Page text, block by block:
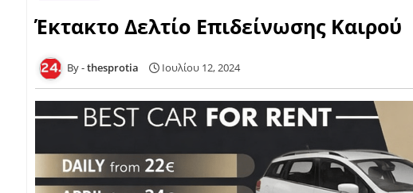
Έκτακτο Δελτίο Επιδείνωσης Καιρού
thesprotia Ιουλίου 12, 2024